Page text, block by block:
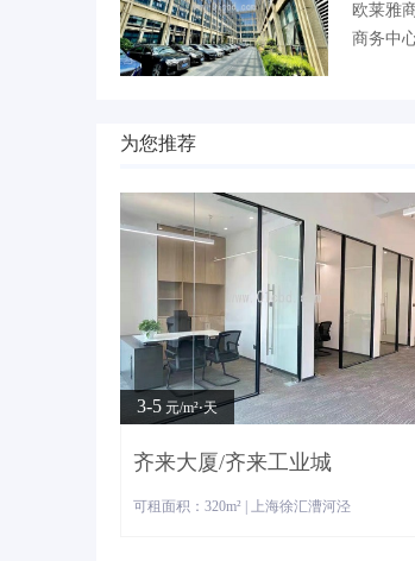
欧莱雅
商务中
为您推荐
3-5 元/m²⋅天
齐来大厦/齐来工业城
可租面积：320m² | 上海徐汇漕河泾